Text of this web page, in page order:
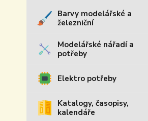
Barvy modelářské a
železniční
Modelářské nářadí a
potřeby
Elektro potřeby
Katalogy, časopisy,
kalendáře